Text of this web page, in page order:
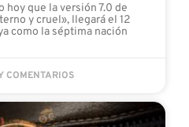
hoy que la versión 7.0 de
y cruel», llegará el 12
como la séptima nación
COMENTARIOS